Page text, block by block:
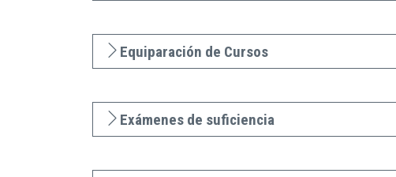
Equiparación de Cursos
Exámenes de suficiencia